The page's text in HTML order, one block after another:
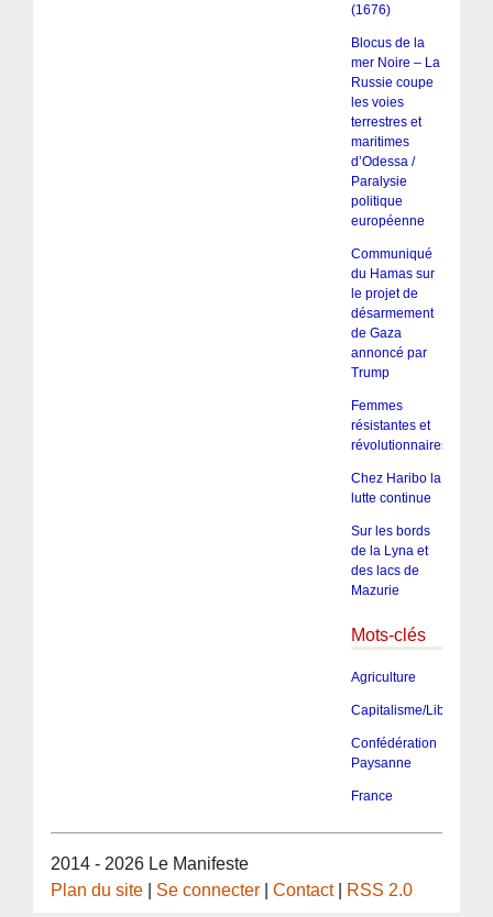
(1676)
Blocus de la
mer Noire – La
Russie coupe
les voies
terrestres et
maritimes
d’Odessa /
Paralysie
politique
européenne
Communiqué
du Hamas sur
le projet de
désarmement
de Gaza
annoncé par
Trump
Femmes
résistantes et
révolutionnaires
Chez Haribo la
lutte continue
Sur les bords
de la Lyna et
des lacs de
Mazurie
Mots-clés
Agriculture
Capitalisme/
Confédération
Paysanne
France
2014 - 2026 Le Manifeste
Plan du site
Se connecter |Contact| RSS 2.0